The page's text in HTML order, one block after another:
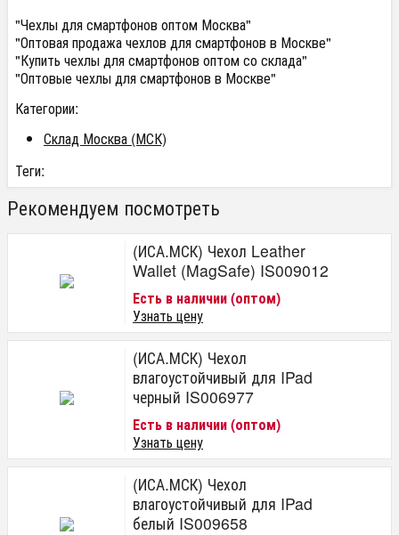
"Чехлы для смартфонов оптом Москва"
"Оптовая продажа чехлов для смартфонов в Москве"
"Купить чехлы для смартфонов оптом со склада"
"Оптовые чехлы для смартфонов в Москве"
Категории:
Склад Москва (МСК)
Теги:
Рекомендуем посмотреть
(ИСА.МСК) Чехол Leather
Wallet (MagSafe) IS009012
Есть в наличии (оптом)
Узнать цену
(ИСА.МСК) Чехол
влагоустойчивый для IPad
черный IS006977
Есть в наличии (оптом)
Узнать цену
(ИСА.МСК) Чехол
влагоустойчивый для IPad
белый IS009658